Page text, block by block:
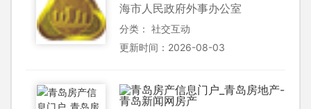
海市人民政府外事办公室
分类： 社交互动
更新时间：2026-08-03